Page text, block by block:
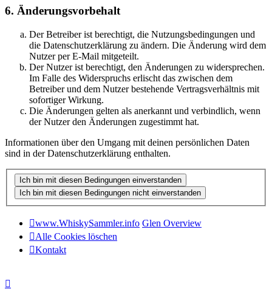
6. Änderungsvorbehalt
Der Betreiber ist berechtigt, die Nutzungsbedingungen und
die Datenschutzerklärung zu ändern. Die Änderung wird dem
Nutzer per E-Mail mitgeteilt.
Der Nutzer ist berechtigt, den Änderungen zu widersprechen.
Im Falle des Widerspruchs erlischt das zwischen dem
Betreiber und dem Nutzer bestehende Vertragsverhältnis mit
sofortiger Wirkung.
Die Änderungen gelten als anerkannt und verbindlich, wenn
der Nutzer den Änderungen zugestimmt hat.
Informationen über den Umgang mit deinen persönlichen Daten
sind in der Datenschutzerklärung enthalten.
www.WhiskySammler.info Glen Overview
Alle Cookies löschen
Kontakt